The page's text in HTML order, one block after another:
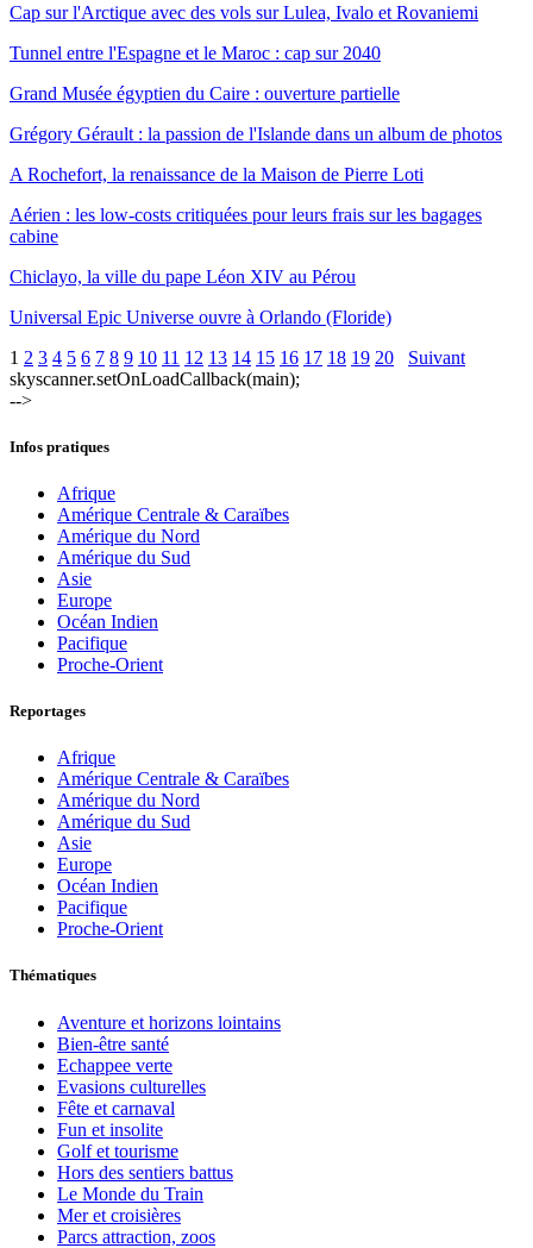
Cap sur l'Arctique avec des vols sur Lulea, Ivalo et Rovaniemi
Tunnel entre l'Espagne et le Maroc : cap sur 2040
Grand Musée égyptien du Caire : ouverture partielle
Grégory Gérault : la passion de l'Islande dans un album de photos
A Rochefort, la renaissance de la Maison de Pierre Loti
Aérien : les low-costs critiquées pour leurs frais sur les bagages
cabine
Chiclayo, la ville du pape Léon XIV au Pérou
Universal Epic Universe ouvre à Orlando (Floride)
1 2 3 4 5 6 7 8 9 10 11 12 13 14 15 16 17 18 19 20
Suivant
skyscanner.setOnLoadCallback(main);
-->
Infos pratiques
Afrique
Amérique Centrale & Caraïbes
Amérique du Nord
Amérique du Sud
Asie
Europe
Océan Indien
Pacifique
Proche-Orient
Reportages
Afrique
Amérique Centrale & Caraïbes
Amérique du Nord
Amérique du Sud
Asie
Europe
Océan Indien
Pacifique
Proche-Orient
Thématiques
Aventure et horizons lointains
Bien-être santé
Echappee verte
Evasions culturelles
Fête et carnaval
Fun et insolite
Golf et tourisme
Hors des sentiers battus
Le Monde du Train
Mer et croisières
Parcs attraction, zoos